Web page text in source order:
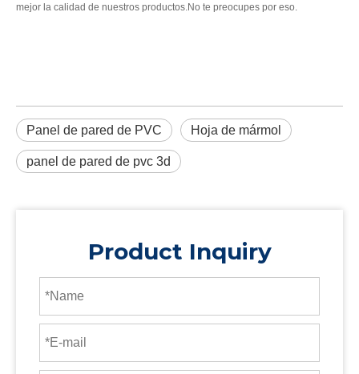
mejor la calidad de nuestros productos.No te preocupes por eso.
Panel de pared de PVC Hoja de mármol
panel de pared de pvc 3d
Product Inquiry